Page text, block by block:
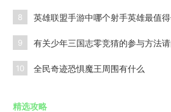
8 英雄联盟手游中哪个射手英雄最值
9
10 全民奇迹恐惧魔王周围有什么
精选攻略